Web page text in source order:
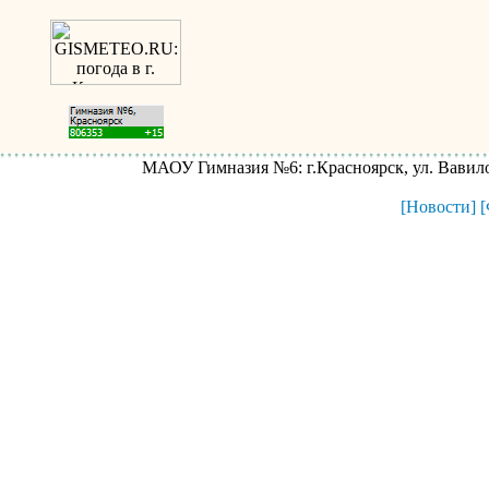
МАОУ Гимназия №6: г.Красноярск, ул.
[Новости]